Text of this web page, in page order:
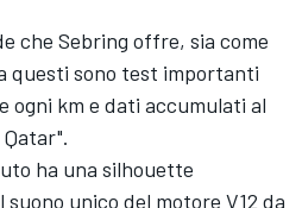
che Sebring offre, sia come
questi sono test importanti
ogni km e dati accumulati al
ha una silhouette
unico del motore V12 da